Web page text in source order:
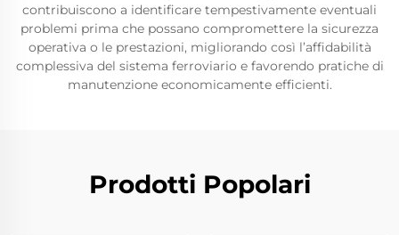
contribuiscono a identificare tempestivamente eventuali
problemi prima che possano compromettere la sicurezza
operativa o le prestazioni, migliorando così l’affidabilità
complessiva del sistema ferroviario e favorendo pratiche di
manutenzione economicamente efficienti.
Prodotti Popolari